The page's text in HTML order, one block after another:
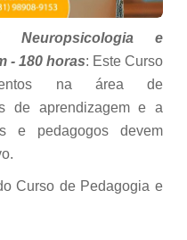
Neuropsicologia e
- 180 horas: Este Curso
na área de
de aprendizagem e a
e pedagogos devem
Curso de Pedagogia e